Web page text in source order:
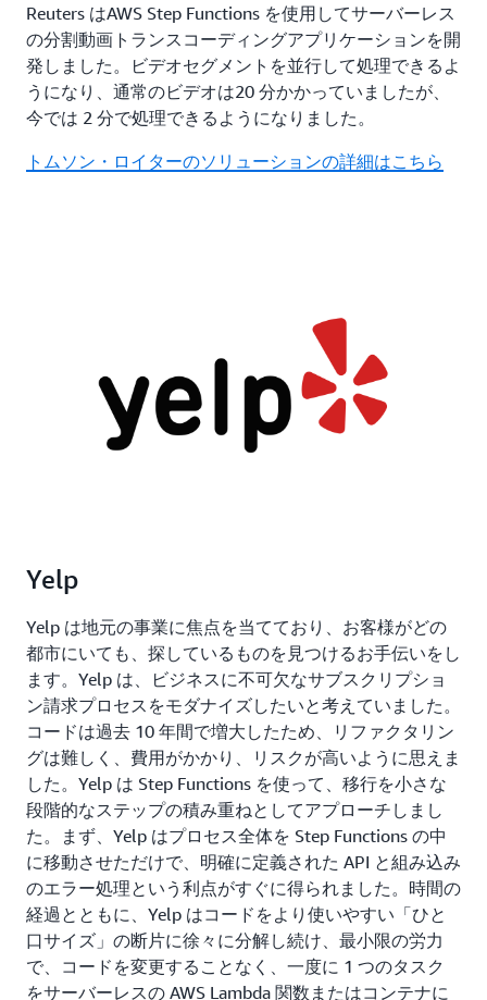
Reuters はAWS Step Functions を使用してサーバーレス
の分割動画トランスコーディングアプリケーションを開
発しました。ビデオセグメントを並行して処理できるよ
うになり、通常のビデオは20 分かかっていましたが、
今では 2 分で処理できるようになりました。
トムソン・ロイターのソリューションの詳細はこちら
Yelp
Yelp は地元の事業に焦点を当てており、お客様がどの
都市にいても、探しているものを見つけるお手伝いをし
ます。Yelp は、ビジネスに不可欠なサブスクリプショ
ン請求プロセスをモダナイズしたいと考えていました。
コードは過去 10 年間で増大したため、リファクタリン
グは難しく、費用がかかり、リスクが高いように思えま
した。Yelp は Step Functions を使って、移行を小さな
段階的なステップの積み重ねとしてアプローチしまし
た。まず、Yelp はプロセス全体を Step Functions の中
に移動させただけで、明確に定義された API と組み込み
のエラー処理という利点がすぐに得られました。時間の
経過とともに、Yelp はコードをより使いやすい「ひと
口サイズ」の断片に徐々に分解し続け、最小限の労力
で、コードを変更することなく、一度に 1 つのタスク
をサーバーレスの AWS Lambda 関数またはコンテナに